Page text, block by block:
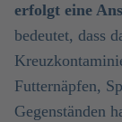
erfolgt eine
bedeutet, dass
Futternäpfen,
Gegenständen